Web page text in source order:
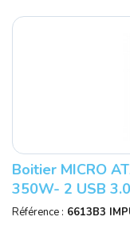
Boitier MICRO
350W- 2 USB
CARTE INCLUS
Référence : 6613B3